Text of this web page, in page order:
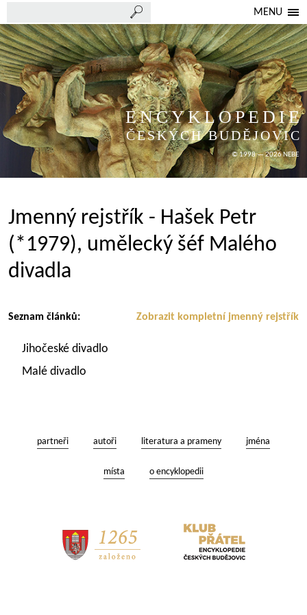
MENU
ENCYKLOPEDIE
ČESKÝCH BUDĚJOVIC
© 1998 — 2026 NEBE
Jmenný rejstřík - Hašek Petr
(*1979), umělecký šéf Malého
divadla
Zobrazit kompletní jmenný rejstřík
Seznam článků:
Jihočeské divadlo
Malé divadlo
partneři autoři literatura a prameny jména
místa o encyklopedii